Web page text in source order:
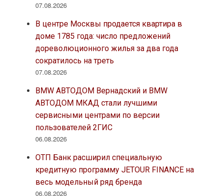
07.08.2026
В центре Москвы продается квартира в
доме 1785 года: число предложений
дореволюционного жилья за два года
сократилось на треть
07.08.2026
BMW АВТОДОМ Вернадский и BMW
АВТОДОМ МКАД стали лучшими
сервисными центрами по версии
пользователей 2ГИС
06.08.2026
ОТП Банк расширил специальную
кредитную программу JETOUR FINANCE на
весь модельный ряд бренда
06.08.2026